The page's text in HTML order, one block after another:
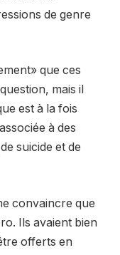
de genre
que ces
mais il
est à la fois
à des
suicide et de
convaincre que
Ils avaient bien
offerts en